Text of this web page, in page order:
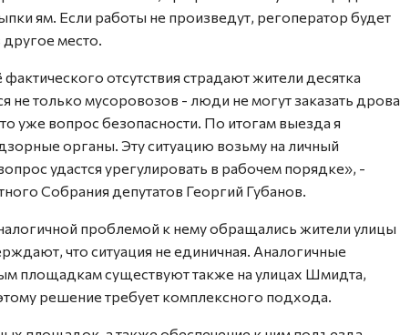
ям. Если работы не произведут, регоператор будет
место.
отсутствия страдают жители десятка
не только мусоровозов - люди не могут заказать дрова
уже вопрос безопасности. По итогам выезда я
органы. Эту ситуацию возьму на личный
удастся урегулировать в рабочем порядке», -
Собрания депутатов Георгий Губанов.
проблемой к нему обращались жители улицы
что ситуация не единичная. Аналогичные
площадкам существуют также на улицах Шмидта,
решение требует комплексного подхода.